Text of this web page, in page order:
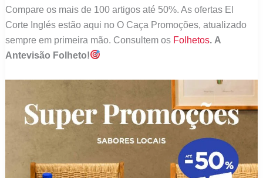
Compare os mais de 100 artigos até 50%. As ofertas El
Corte Inglés estão aqui no O Caça Promoções, atualizado
sempre em primeira mão. Consultem os Folhetos. A
Antevisão Folheto!